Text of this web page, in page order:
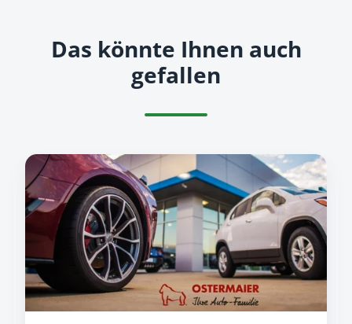
Das könnte Ihnen auch
gefallen
Erfolgreiche
Kunden­
rück­
gewinnung
dank
erweitertem
E-
Mobility-
Angebot